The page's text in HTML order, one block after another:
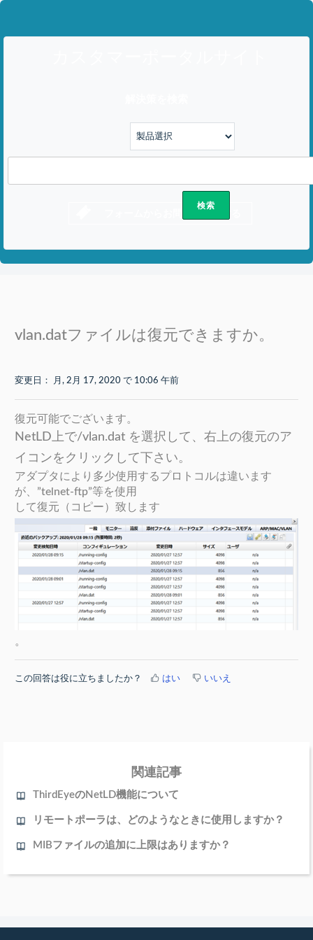
vlan.datファイルは復元できますか。
変更日： 月, 2月 17, 2020 で 10:06 午前
復元可能でございます。
NetLD上で/vlan.dat を選択して、右上の復元のア
イコンをクリックして下さい。
アダプタにより多少使用するプロトコルは違います
が、”telnet-ftp”等を使用
して復元（コピー）致します
。
この回答は役に立ちましたか？ はい いいえ
関連記事
ThirdEyeのNetLD機能について
リモートポーラは、どのようなときに使用しますか？
MIBファイルの追加に上限はありますか？